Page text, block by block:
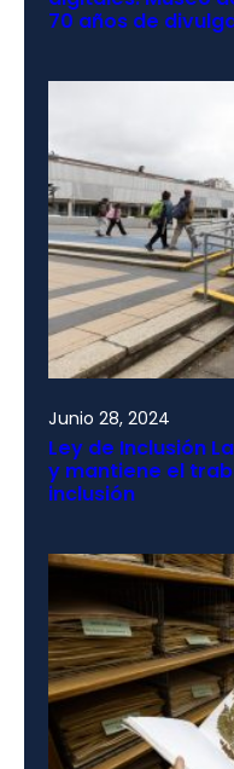
70 años de
Junio 28, 2024
Ley de Inclusión
y mantiene el
inclusión